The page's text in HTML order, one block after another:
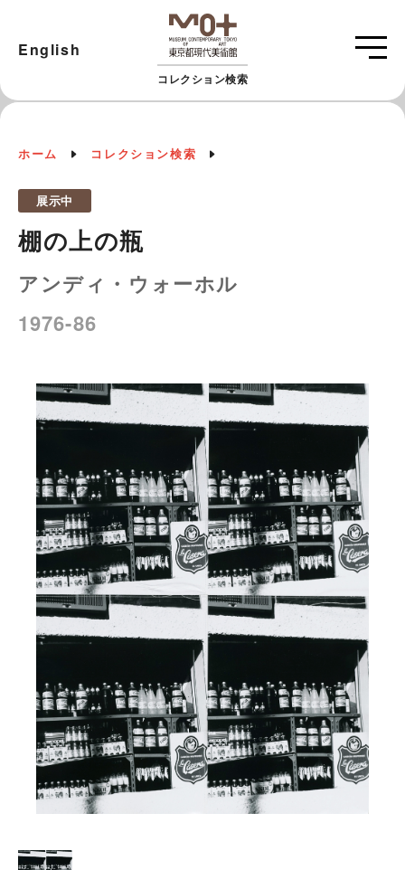
コレクション検索
English
ホーム コレクション検索
展示中
棚の上の瓶
アンディ・ウォーホル
1976-86